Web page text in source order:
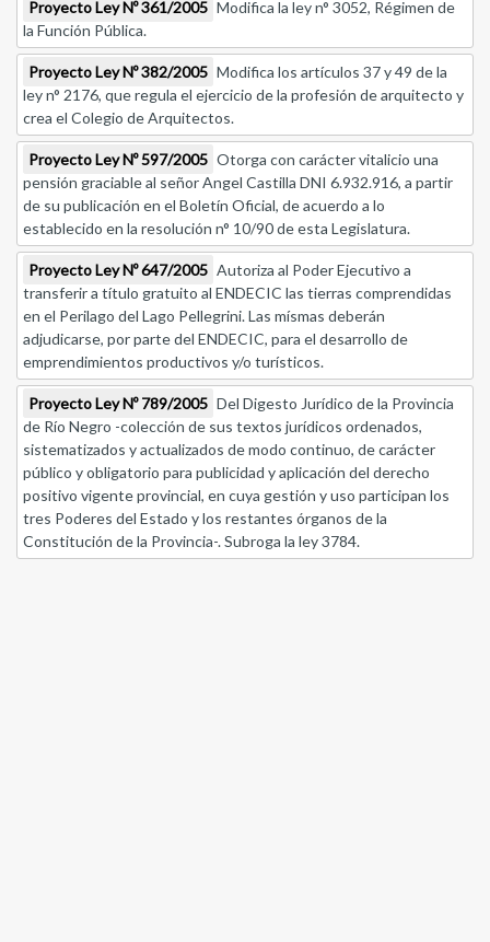
Proyecto Ley Nº 361/2005 Modifica la ley n° 3052, Régimen de
la Función Pública.
Proyecto Ley Nº 382/2005 Modifica los artículos 37 y 49 de la
ley n° 2176, que regula el ejercicio de la profesión de arquitecto y
crea el Colegio de Arquitectos.
Proyecto Ley Nº 597/2005 Otorga con carácter vitalicio una
pensión graciable al señor Angel Castilla DNI 6.932.916, a partir
de su publicación en el Boletín Oficial, de acuerdo a lo
establecido en la resolución n° 10/90 de esta Legislatura.
Proyecto Ley Nº 647/2005 Autoriza al Poder Ejecutivo a
transferir a título gratuito al ENDECIC las tierras comprendidas
en el Perilago del Lago Pellegrini. Las mísmas deberán
adjudicarse, por parte del ENDECIC, para el desarrollo de
emprendimientos productivos y/o turísticos.
Proyecto Ley Nº 789/2005 Del Digesto Jurídico de la Provincia
de Río Negro -colección de sus textos jurídicos ordenados,
sistematizados y actualizados de modo continuo, de carácter
público y obligatorio para publicidad y aplicación del derecho
positivo vigente provincial, en cuya gestión y uso participan los
tres Poderes del Estado y los restantes órganos de la
Constitución de la Provincia-. Subroga la ley 3784.